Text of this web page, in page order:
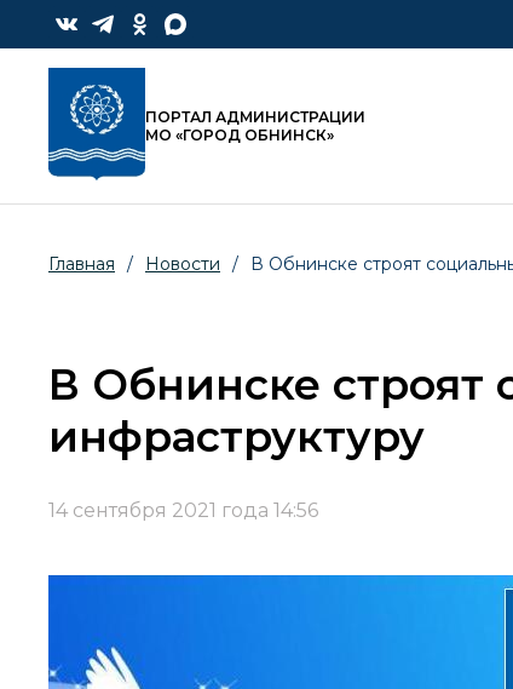
ПОРТАЛ АДМИНИСТРАЦИИ
МО «ГОРОД ОБНИНСК»
Главная / Новости / В Обнинске строят
В Обнинске строят
инфраструктуру
14 сентября 2021 года 14:56